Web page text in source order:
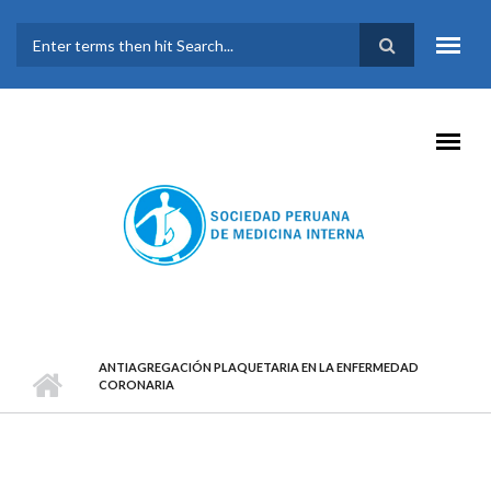
FORMULARIO DE
BÚSQUEDA
ANTIAGREGACIÓN PLAQUETARIA EN LA ENFERMEDAD
CORONARIA